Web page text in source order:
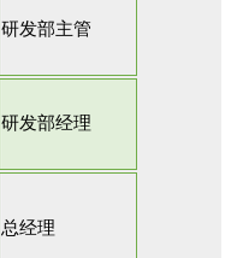
研发部主管
研发部经理
总经理